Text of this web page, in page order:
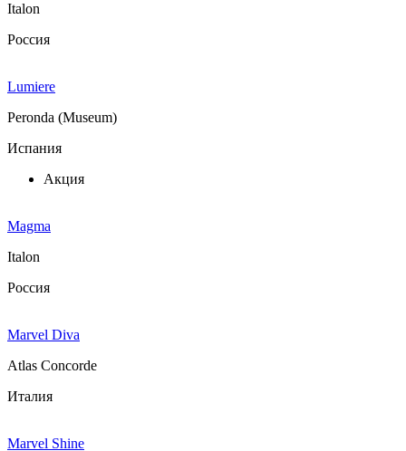
Italon
Россия
Lumiere
Peronda (Museum)
Испания
Акция
Magma
Italon
Россия
Marvel Diva
Atlas Concorde
Италия
Marvel Shine